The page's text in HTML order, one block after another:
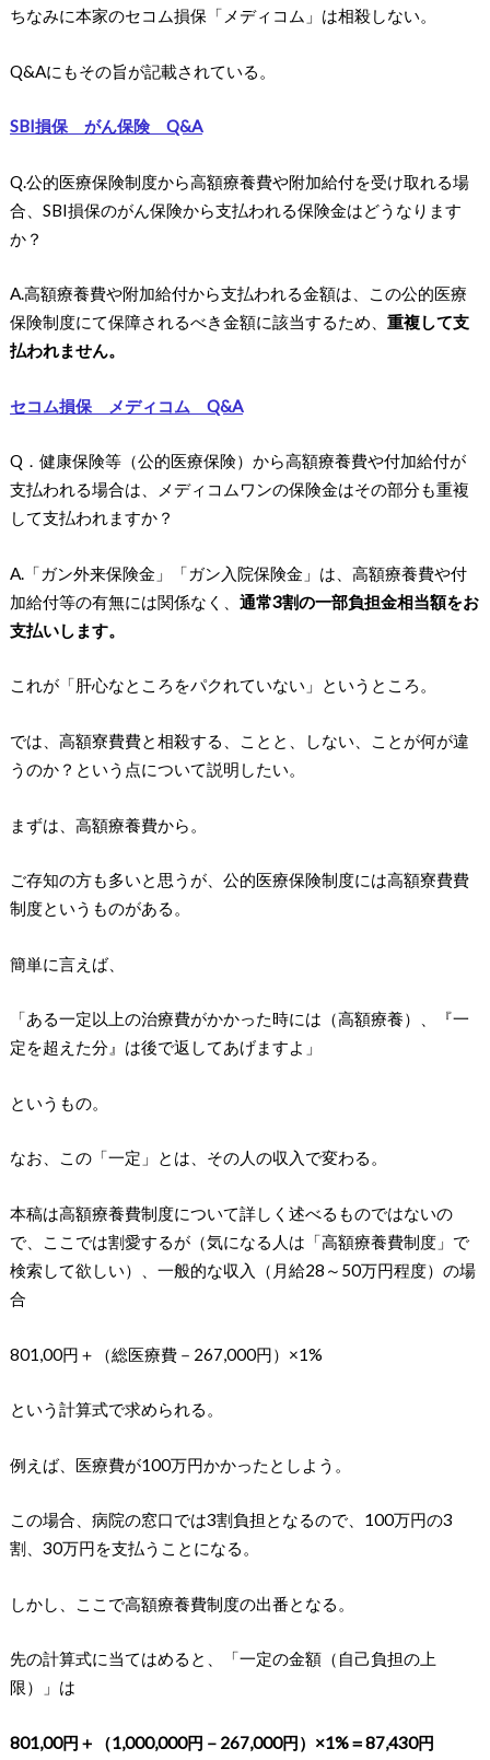
ちなみに本家のセコム損保「メディコム」は相殺しない。
Q&Aにもその旨が記載されている。
SBI損保 がん保険 Q&A
Q.公的医療保険制度から高額療養費や附加給付を受け取れる場
合、SBI損保のがん保険から支払われる保険金はどうなります
か？
A.高額療養費や附加給付から支払われる金額は、この公的医療
保険制度にて保障されるべき金額に該当するため、 重複して支
払われません。
セコム損保 メディコム Q&A
Q．健康保険等（公的医療保険）から高額療養費や付加給付が
支払われる場合は、メディコムワンの保険金はその部分も重複
して支払われますか？
A.「ガン外来保険金」「ガン入院保険金」は、高額療養費や付
加給付等の有無には関係なく、 通常3割の一部負担金相当額をお
支払いします。
これが「肝心なところをパクれていない」というところ。
では、高額寮費費と相殺する、ことと、しない、ことが何が違
うのか？という点について説明したい。
まずは、高額療養費から。
ご存知の方も多いと思うが、公的医療保険制度には高額寮費費
制度というものがある。
簡単に言えば、
「ある一定以上の治療費がかかった時には（高額療養）、『一
定を超えた分』は後で返してあげますよ」
というもの。
なお、この「一定」とは、その人の収入で変わる。
本稿は高額療養費制度について詳しく述べるものではないの
で、ここでは割愛するが（気になる人は「高額療養費制度」で
検索して欲しい）、一般的な収入（月給28～50万円程度）の場
合
801,00円＋（総医療費－267,000円）×1%
という計算式で求められる。
例えば、医療費が100万円かかったとしよう。
この場合、病院の窓口では3割負担となるので、100万円の3
割、30万円を支払うことになる。
しかし、ここで高額療養費制度の出番となる。
先の計算式に当てはめると、「一定の金額（自己負担の上
限）」は
801,00円＋（1,000,000円－267,000円）×1%＝87,430円